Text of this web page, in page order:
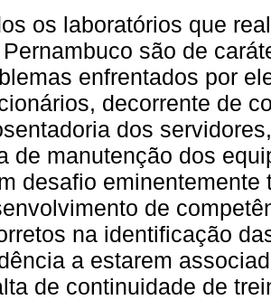
os laboratórios que
são de
enfrentados por
decorrente de
dos
de manutenção dos
desafio
de
na identificação
a estarem
de continuidade de